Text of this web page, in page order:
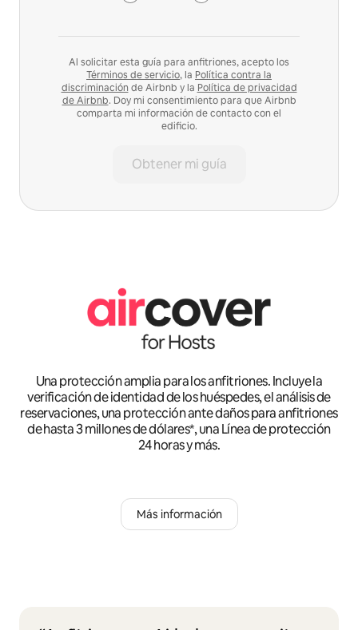
Al solicitar esta guía para anfitriones, acepto los
Términos de servicio, la Política contra la
discriminación de Airbnb y la Política de privacidad
de Airbnb. Doy mi consentimiento para que Airbnb
comparta mi información de contacto con el
edificio.
Obtener mi guía
Una protección amplia para los anfitriones. Incluye la
verificación de identidad de los huéspedes, el análisis de
reservaciones, una protección ante daños para anfitriones
de hasta 3 millones de dólares*, una Línea de protección
24 horas y más.
Más información